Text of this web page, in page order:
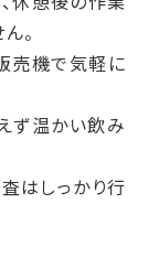
。
売機で気軽に
ず温かい飲み
はしっかり行